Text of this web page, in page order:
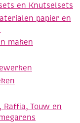
en Knutselsets
papier en
maken
Raffia, Touw en